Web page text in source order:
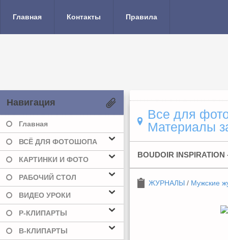
Главная Контакты Правила
Навигация
Главная
ВСЁ ДЛЯ ФОТОШОПА
КАРТИНКИ И ФОТО
РАБОЧИЙ СТОЛ
ВИДЕО УРОКИ
Р-КЛИПАРТЫ
В-КЛИПАРТЫ
Все для
Материалы
BOUDOIR
ЖУРНАЛЫ / Мужские